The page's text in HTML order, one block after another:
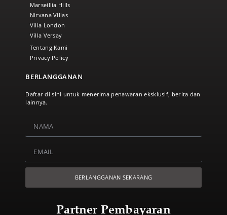
Marseillia Hills
Nirvana Villas
Villa London
Villa Versay
Tentang Kami
Privacy Policy
BERLANGGANAN
Daftar di sini untuk menerima penawaran eksklusif, berita dan
lainnya.
BERLANGGANAN SEKARANG
Partner Pembayaran